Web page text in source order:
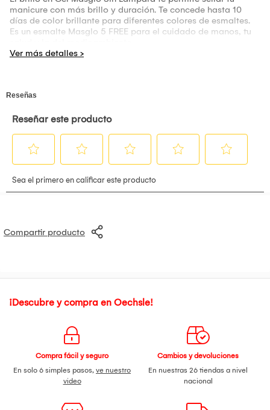
manicure con más brillo y duración. Te concede hasta 10
días de color brillante para diferentes colores de esmaltes.
Es un esmalte Masglo 5 FREE para el cuidado de manos, tu
Compartir producto
¡Descubre y compra en Oechsle!
Compra fácil y seguro
En solo 6 simples pasos, ve nuestro
video
Cambios y devoluciones
En nuestras 26 tiendas a nivel
nacional